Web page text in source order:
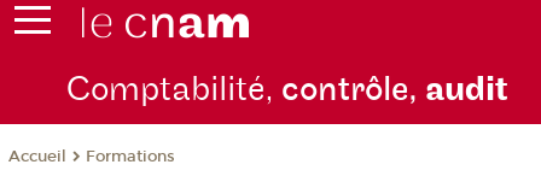
Comptabilité, contrôle, audit
Accueil Formations